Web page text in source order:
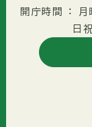
開庁時間
日